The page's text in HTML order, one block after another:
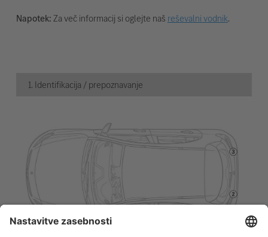
Napotek:Za več informacij si oglejte naš reševalni vodnik.
1. Identifikacija / prepoznavanje